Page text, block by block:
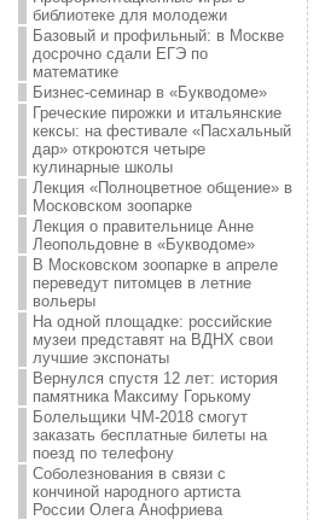
библиотеке для молодежи
Базовый и профильный: в Москве
досрочно сдали ЕГЭ по
математике
Бизнес-семинар в «Букводоме»
Греческие пирожки и итальянские
кексы: на фестивале «Пасхальный
дар» откроются четыре
кулинарные школы
Лекция «Полноцветное общение» в
Московском зоопарке
Лекция о правительнице Анне
Леопольдовне в «Букводоме»
В Московском зоопарке в апреле
переведут питомцев в летние
вольеры
На одной площадке: российские
музеи представят на ВДНХ свои
лучшие экспонаты
Вернулся спустя 12 лет: история
памятника Максиму Горькому
Болельщики ЧМ-2018 смогут
заказать бесплатные билеты на
поезд по телефону
Соболезнования в связи с
кончиной народного артиста
России Олега Анофриева